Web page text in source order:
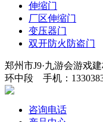
伸缩门
厂区伸缩门
变压器门
双开防火防盗门
郑州市J9·九游会游戏
环中段 手机：
咨询电话